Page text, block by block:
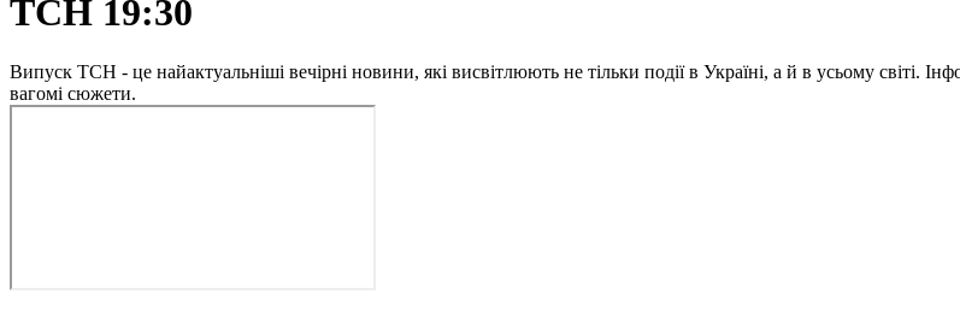
ТСН 19:30
Випуск ТСН - це найактуальніші вечірні новини, які висвітлюють не тільки події в Україні, а й в усьому світі.
вагомі сюжети.